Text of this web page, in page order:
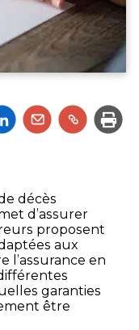
Partager
l'article
Partager
l'article
Partager
l'article
décès
d’assurer
proposent
aux
l’assurance en
garanties
être